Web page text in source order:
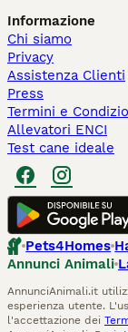
Informazione
Chi siamo
Privacy
Assistenza Clienti
Press
Termini e
Allevatori ENCI
Test cane ideale
Pets4Homes
Annunci Animali
AnnunciAnimali.it
esperienza utente.
l'accettazione dei